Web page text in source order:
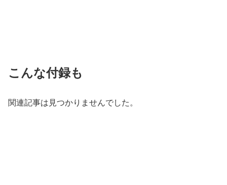
こんな付録も
関連記事は見つかりませんでした。